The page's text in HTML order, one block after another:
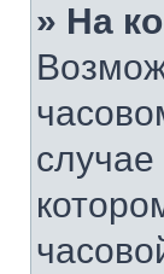
» На